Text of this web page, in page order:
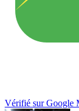
Vérifié sur Google